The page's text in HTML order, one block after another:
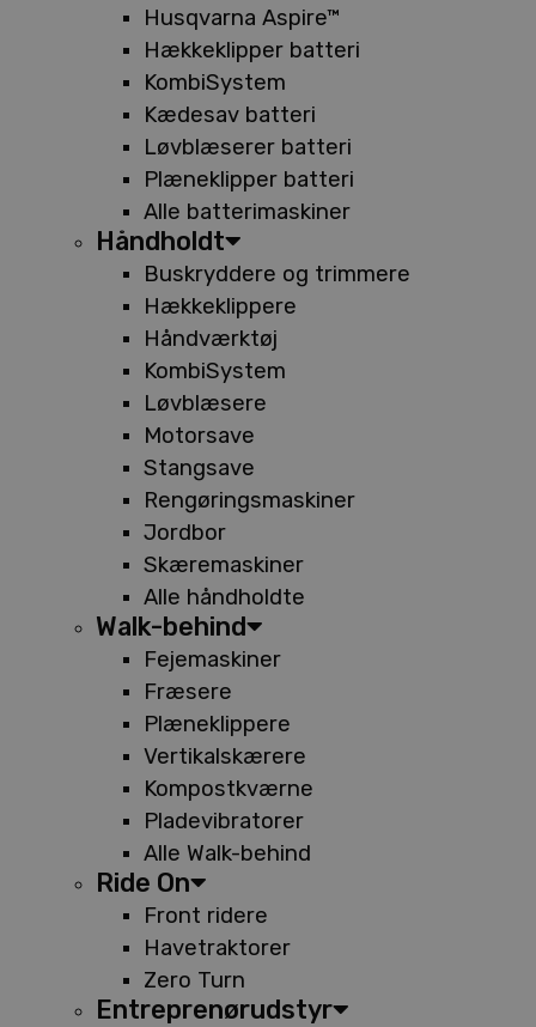
Husqvarna Aspire™
Hækkeklipper batteri
KombiSystem
Kædesav batteri
Løvblæserer batteri
Plæneklipper batteri
Alle batterimaskiner
Håndholdt
Buskryddere og trimmere
Hækkeklippere
Håndværktøj
KombiSystem
Løvblæsere
Motorsave
Stangsave
Rengøringsmaskiner
Jordbor
Skæremaskiner
Alle håndholdte
Walk-behind
Fejemaskiner
Fræsere
Plæneklippere
Vertikalskærere
Kompostkværne
Pladevibratorer
Alle Walk-behind
Ride On
Front ridere
Havetraktorer
Zero Turn
Entreprenørudstyr